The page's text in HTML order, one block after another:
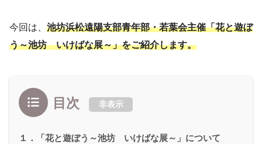
今回は、 池坊浜松遠陽支部青年部・若葉会主催「花と遊ぼ
う～池坊 いけばな展～」をご紹介します。
目次 非表示
１．「花と遊ぼう～池坊 いけばな展～」について